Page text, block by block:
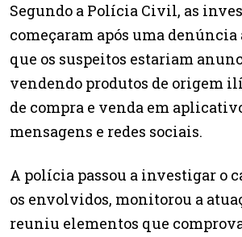
Segundo a Polícia Civil, as
começaram após uma
que os suspeitos estariam
vendendo produtos de origem
de compra e venda em
mensagens e redes sociais.
A polícia passou a investigar o
os envolvidos, monitorou a
reuniu elementos que